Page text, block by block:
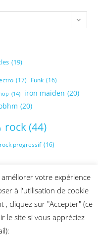
(19)
(17) Funk (16)
(14) iron maiden (20)
(20)
rock(44)
rock progressif (16)
votre expérience
à l'utilisation de cookie
, cliquez sur "Accepter" (ce
le site si vous appréciez